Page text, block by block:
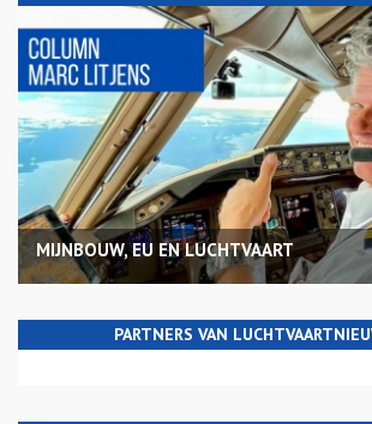
MIJNBOUW, EU EN LUCHTVAART
PARTNERS VAN